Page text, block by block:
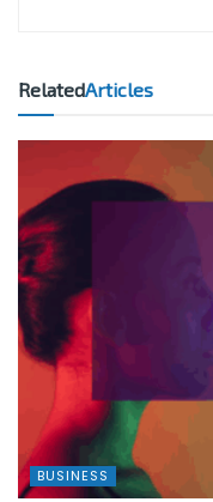
RelatedArticles
BUSINESS